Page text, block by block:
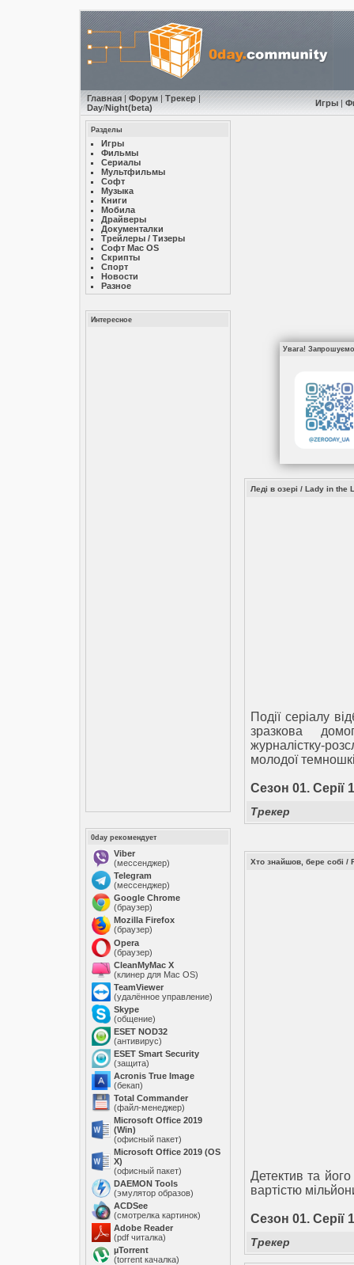
Главная| Форум| Трекер|
Day/Night(beta) Игры|
Разделы
Игры
Фильмы
Сериалы
Мультфильмы
Софт
Музыкa
Книги
Мобила
Драйверы
Документалки
Трейлеры / Тизеры
Софт Mac OS
Скрипты
Спорт
Новости
Разное
Интересное
0day рекомендует
Viber
(мессенджер)
Telegram
(мессенджер)
Google Chrome
(браузер)
Mozilla Firefox
(браузер)
Opera
(браузер)
CleanMyMac X
(клинер для Mac OS)
TeamViewer
(удалённое управление)
Skype
(общение)
ESET NOD32
(антивирус)
ESET Smart Security
(защита)
Acronis True Image
(бекап)
Total Commander
(файл-менеджер)
Microsoft Office 2019
(Win)
(офисный пакет)
Microsoft Office 2019 (OS
X)
(офисный пакет)
DAEMON Tools
(эмулятор образов)
ACDSee
(смотрелка картинок)
Adobe Reader
(pdf читалка)
µTorrent
(torrent качалка)
Увага! Запрошуємо
Леді в озері / Lady in the
Події серіалу
зразкова
журналістку-
молодої
Сезон 01. Серії
Трекер
Хто знайшов, бере собі /
Детектив та його
вартістю
Сезон 01. Серії
Трекер